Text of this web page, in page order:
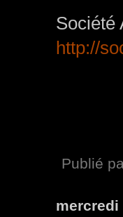
Société
http://
Publié
mercredi